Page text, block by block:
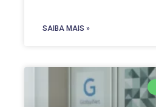
SAIBA MAIS »